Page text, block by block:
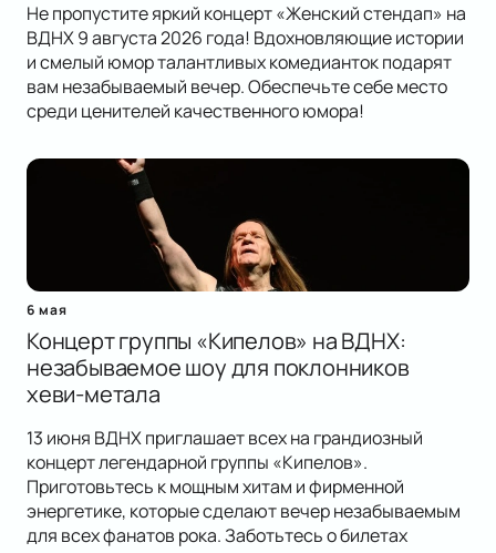
Не пропустите яркий концерт «Женский стендап» на
ВДНХ 9 августа 2026 года! Вдохновляющие истории
и смелый юмор талантливых комедианток подарят
вам незабываемый вечер. Обеспечьте себе место
среди ценителей качественного юмора!
6 мая
Концерт группы «Кипелов» на ВДНХ:
незабываемое шоу для поклонников
хеви-метала
13 июня ВДНХ приглашает всех на грандиозный
концерт легендарной группы «Кипелов».
Приготовьтесь к мощным хитам и фирменной
энергетике, которые сделают вечер незабываемым
для всех фанатов рока. Заботьтесь о билетах